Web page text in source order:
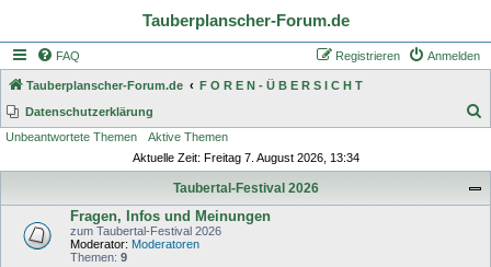
Tauberplanscher-Forum.de
FAQ Anmelden
Registrieren
Tauberplanscher-Forum.de
F O R E N - Ü B E R S I C H T
Datenschutzerklärung
Unbeantwortete Themen
Aktive Themen
Aktuelle Zeit: Freitag 7. August 2026, 13:34
Taubertal-Festival 2026
Fragen, Infos und Meinungen
zum Taubertal-Festival 2026
Moderator: Moderatoren
Themen: 9